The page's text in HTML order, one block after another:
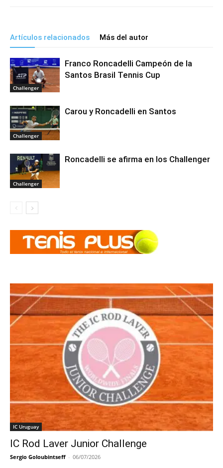
Artículos relacionados Más del autor
Challenger
Franco Roncadelli Campeón de la
Santos Brasil Tennis Cup
Challenger
Carou y Roncadelli en Santos
Challenger
Roncadelli se afirma en los Challenger
IC Uruguay
IC Rod Laver Junior Challenge
Sergio Goloubintseff - 06/07/2026